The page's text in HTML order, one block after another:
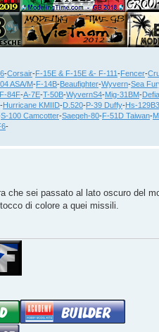
-Corsair-F-15E & F-15E &- F-111-Fencer-
ASA/M-F-14B-Beaufighter-Wyvern-Sea
F-84F-A-7E-T-50B-WyvernS4-Mig-31BM-
-Hurricane KMIID-D.520-P-39 Duffy-Hs-129B3
S-100 Camcotter-Saeqeh-80-F-51D Taiwan-
-
sei passato al lato oscuro del
di colore a quei missili.